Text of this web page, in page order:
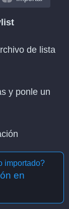
de lista
y ponle un
importado?
en